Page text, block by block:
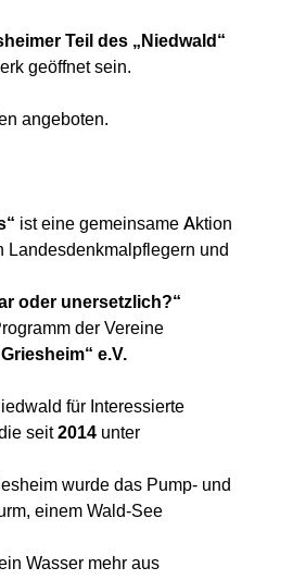
Teil des „Niedwald“
geöffnet sein.
angeboten.
ist eine gemeinsame Aktion
Landesdenkmalpflegern und
oder unersetzlich?“
der Vereine
e.V.
für Interessierte
seit2014 unter
wurde das Pump- und
einem Wald-See
Wasser mehr aus